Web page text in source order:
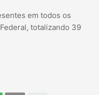
em todos os
totalizando 39